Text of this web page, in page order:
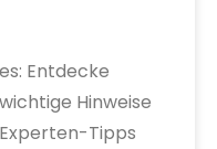
Entdecke
Hinweise
Tipps